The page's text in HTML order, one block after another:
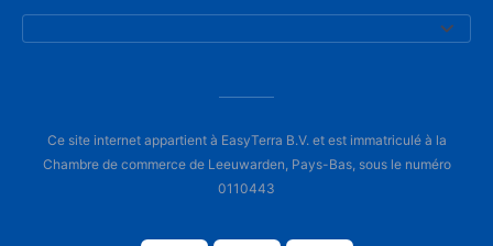
Ce site internet appartient à EasyTerra B.V. et est immatriculé à la
Chambre de commerce de Leeuwarden, Pays-Bas, sous le numéro
0110443